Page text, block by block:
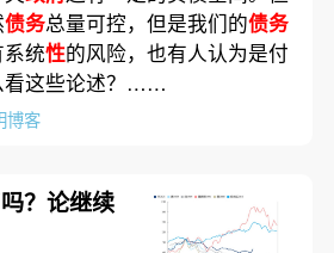
债务总量可控，但是我们的债务
统性的风险，也有人认为是付
看这些论述？……
博客
？论继续